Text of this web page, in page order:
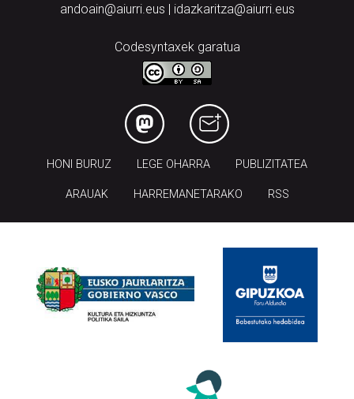
andoain@aiurri.eus | idazkaritza@aiurri.eus
Codesyntaxek garatua
HONI BURUZ LEGE OHARRA PUBLIZITATEA
ARAUAK HARREMANETARAKO RSS